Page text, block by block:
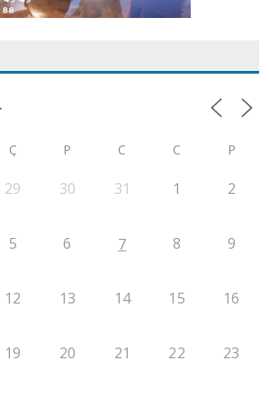
Ç P C C P
29 30 31 1 2
5 6 7 8 9
12 13 14 15 16
19 20 21 22 23